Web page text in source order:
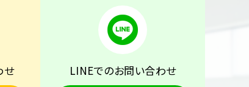
せ
LINEでのお問い合わせ